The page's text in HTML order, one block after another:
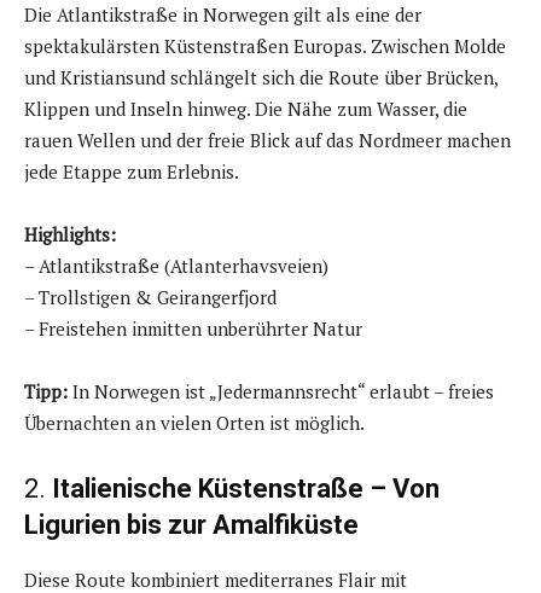
Die Atlantikstraße in Norwegen gilt als eine der
spektakulärsten Küstenstraßen Europas. Zwischen Molde
und Kristiansund schlängelt sich die Route über Brücken,
Klippen und Inseln hinweg. Die Nähe zum Wasser, die
rauen Wellen und der freie Blick auf das Nordmeer machen
jede Etappe zum Erlebnis.
Highlights:
– Atlantikstraße (Atlanterhavsveien)
– Trollstigen & Geirangerfjord
– Freistehen inmitten unberührter Natur
Tipp: In Norwegen ist „Jedermannsrecht“ erlaubt – freies
Übernachten an vielen Orten ist möglich.
2. Italienische Küstenstraße – Von
Ligurien bis zur Amalfiküste
Diese Route kombiniert mediterranes Flair mit